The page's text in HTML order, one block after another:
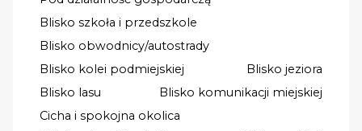
Blisko szkoła i przedszkole
Blisko obwodnicy/autostrady
Blisko kolei podmiejskiej
Blisko jeziora
Blisko lasu
Blisko komunikacji miejskiej
Cicha i spokojna okolica